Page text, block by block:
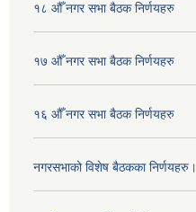
१८ औँ नगर सभा बैठक निर्णयहरु
१७ औँ नगर सभा बैठक निर्णयहरु
१६ औँ नगर सभा बैठक निर्णयहरु
नगरसभाको विशेष बैठकका निर्णयहरु।